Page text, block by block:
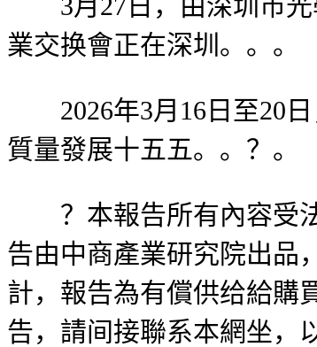
業交换會正在深圳。。。
2026年3月16日至20日
質量發展十五五。。？。
？本報告所有內容受法
告由中商產業研究院出品
計，報告為有償供给給購
告，請间接聯系本網坐，